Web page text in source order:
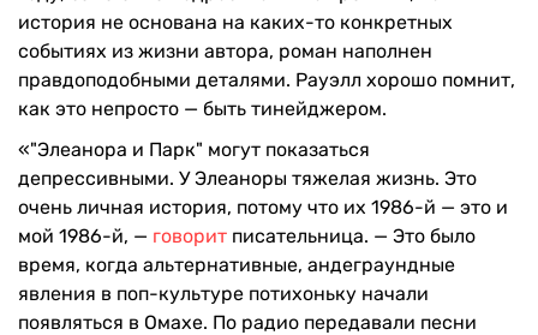
история не основана на каких-то конкретных
событиях из жизни автора, роман наполнен
правдоподобными деталями. Рауэлл хорошо помнит,
как это непросто — быть тинейджером.
«"Элеанора и Парк" могут показаться
депрессивными. У Элеаноры тяжелая жизнь. Это
очень личная история, потому что их 1986-й — это и
мой 1986-й, — говорит писательница. — Это было
время, когда альтернативные, андеграундные
явления в поп-культуре потихоньку начали
появляться в Омахе. По радио передавали песни